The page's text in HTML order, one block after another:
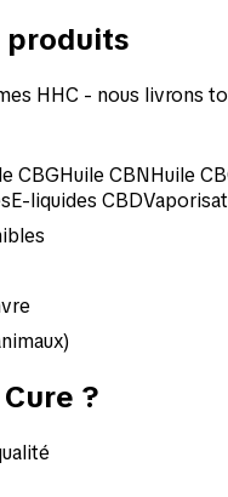
produits
HHC - nous livrons
CBGHuile CBNHuile
E-liquides CBD
?